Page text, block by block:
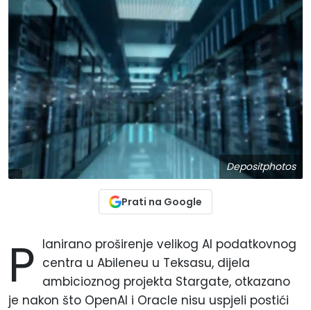
Depositphotos
Prati na Google
P lanirano proširenje velikog AI podatkovnog
centra u Abileneu u Teksasu, dijela
ambicioznog projekta Stargate, otkazano
je nakon što OpenAI i Oracle nisu uspjeli postići